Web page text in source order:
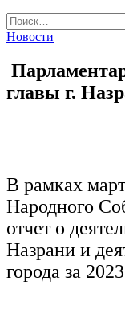
Найти:
Новости
главы г.
В рамках
Народного
отчет о
Назрани и
города за